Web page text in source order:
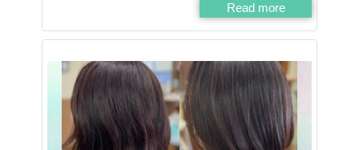
Read more